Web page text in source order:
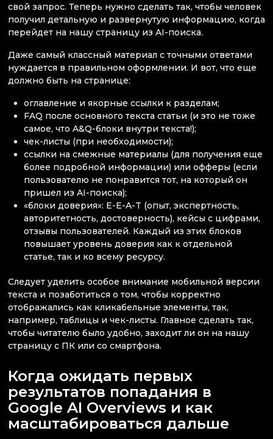
свой запрос. Теперь нужно сделать так, чтобы человек
получил детальную и развернутую информацию, когда
перейдет на нашу страницу из AI-поиска.
Даже самый классный материал с точными ответами
нуждается в правильном оформлении. И вот, что еще
должно быть на странице:
оглавление и якорные ссылки к разделам;
FAQ после основного текста статьи (и это не тоже
самое, что A&Q-блоки внутри текста!);
чек-листы (при необходимости);
ссылки на смежные материалы (для получения еще
более подробной информации) или офферы (если
пользователю не понравится тот, на который он
пришел из AI-поиска);
«блоки доверия»: E-E-A-T (опыт, экспертность,
авторитетность, достоверность), кейсы с цифрами,
отзывы пользователей. Каждый из этих блоков
повышает уровень доверия как к отдельной
статье, так и ко всему ресурсу.
Следует уделить особое внимание мобильной версии
текста и позаботиться о том, чтобы корректно
отображались как кликабельные элементы, так,
например, таблицы и чек-листы. Главное сделать так,
чтобы читателю было удобно, заходит ли он на нашу
страницу с ПК или со смартфона.
Когда ожидать первых
результатов попадания в
Google AI Overviews и как
масштабироваться дальше